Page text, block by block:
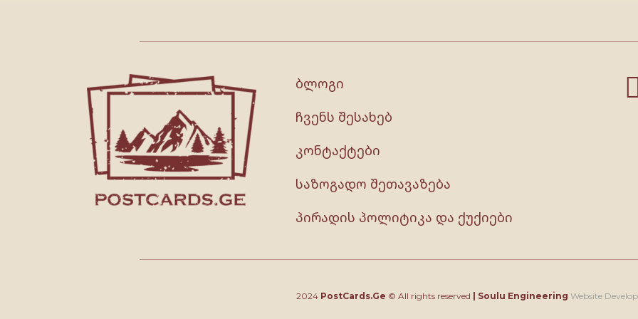
ბლოგი
ჩვენს შესახებ
კონტაქტები
საზოგადო შეთავაზება
პირადის პოლიტიკა და ქუქიები
2024 PostCards.Ge © All rights reserved Soulu Engineering Website